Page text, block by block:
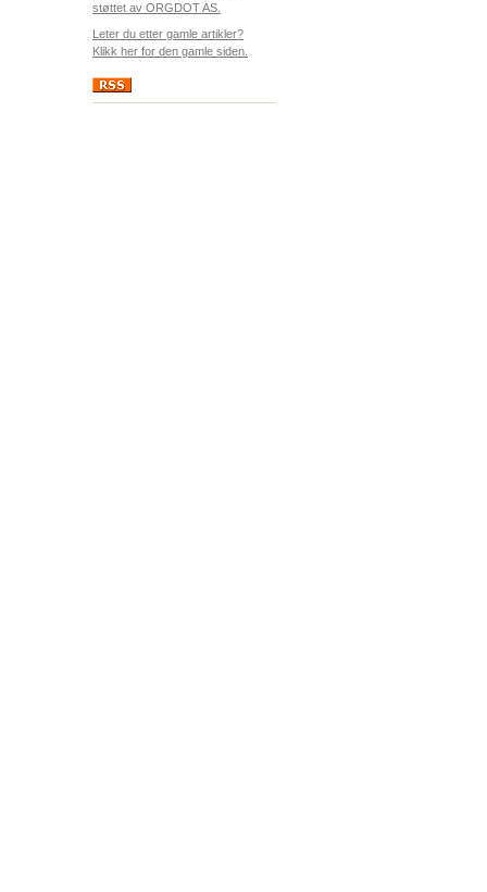
støttet av ORGDOT AS.
Leter du etter gamle artikler?
Klikk her for den gamle siden.